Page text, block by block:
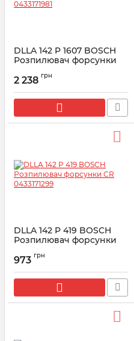
DLLA 142 P 1607 BOSCH
Розпилювач форсунки
Артикул:
2 238 грн
DLLA 142 P 419 BOSCH
Розпилювач форсунки
Артикул:
973 грн